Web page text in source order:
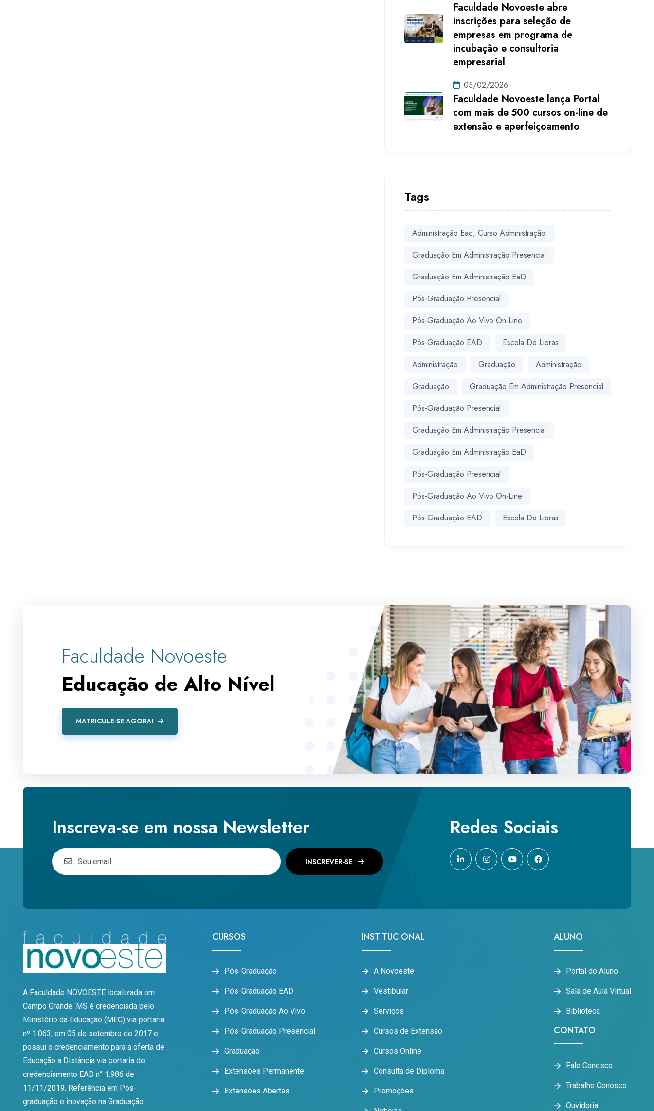
Faculdade Novoeste abre
inscrições para seleção de
empresas em programa de
incubação e consultoria
empresarial
05/02/2026
Faculdade Novoeste lança Portal
com mais de 500 cursos on-line de
extensão e aperfeiçoamento
Tags
Administração Ead, Curso Administração.
Graduação Em Administração Presencial
Graduação Em Administração EaD
Pós-Graduação Presencial
Pós-Graduação Ao Vivo On-Line
Pós-Graduação EAD
Escola De Libras
Administração
Graduação
Administração
Graduação
Graduação Em Administração Presencial
Pós-Graduação Presencial
Graduação Em Administração Presencial
Graduação Em Administração EaD
Pós-Graduação Presencial
Pós-Graduação Ao Vivo On-Line
Pós-Graduação EAD
Escola De Libras
Faculdade Novoeste
Educação de Alto Nível
MATRICULE-SE AGORA!
Inscreva-se em nossa Newsletter
INSCREVER-SE
Redes Sociais
A Faculdade NOVOESTE localizada em
Campo Grande, MS é credenciada pelo
Ministério da Educação (MEC) via portaria
nº 1.063, em 05 de setembro de 2017 e
possui o credenciamento para a oferta de
Educação a Distância via portaria de
credenciamento EAD n° 1.986 de
11/11/2019. Referência em Pós-
graduação e inovação na Graduação.
CURSOS
Pós-Graduação
Pós-Graduação EAD
Pós-Graduação Ao Vivo
Pós-Graduação Presencial
Graduação
Extensões Permanente
Extensões Abertas
INSTITUCIONAL
A Novoeste
Vestibular
Serviços
Cursos de Extensão
Cursos Online
Consulta de Diploma
Promoções
ALUNO
Portal do Aluno
Sala de Aula Virtual
Biblioteca
CONTATO
Fale Conosco
Trabalhe Conosco
Ouvidoria